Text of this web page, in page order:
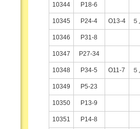
10344 P18-6
10345 P24-4 O13-4
10346 P31-8
10347 P27-34
10348 P34-5 O11-7
10349 P5-23
10350 P13-9
10351 P14-8